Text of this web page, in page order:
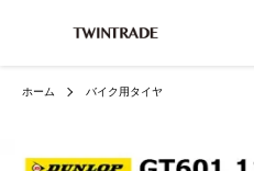
ホーム バイク用タイヤ